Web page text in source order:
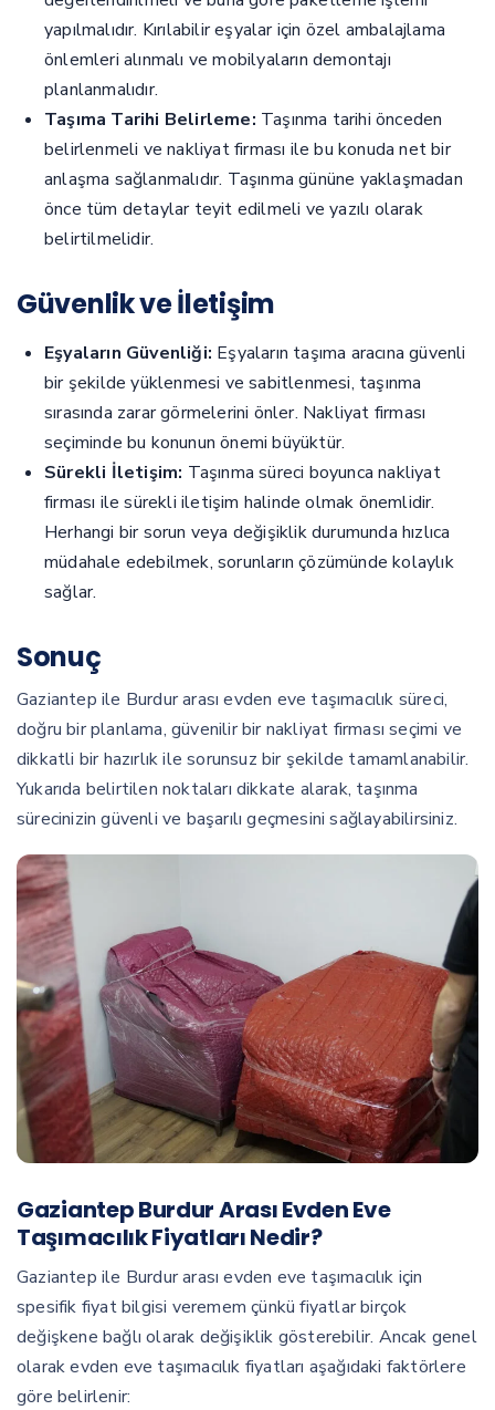
yapılmalıdır. Kırılabilir eşyalar için özel ambalajlama
önlemleri alınmalı ve mobilyaların demontajı
planlanmalıdır.
Taşıma Tarihi Belirleme: Taşınma tarihi önceden
belirlenmeli ve nakliyat firması ile bu konuda net bir
anlaşma sağlanmalıdır. Taşınma gününe yaklaşmadan
önce tüm detaylar teyit edilmeli ve yazılı olarak
belirtilmelidir.
Güvenlik ve İletişim
Eşyaların Güvenliği: Eşyaların taşıma aracına güvenli
bir şekilde yüklenmesi ve sabitlenmesi, taşınma
sırasında zarar görmelerini önler. Nakliyat firması
seçiminde bu konunun önemi büyüktür.
Sürekli İletişim: Taşınma süreci boyunca nakliyat
firması ile sürekli iletişim halinde olmak önemlidir.
Herhangi bir sorun veya değişiklik durumunda hızlıca
müdahale edebilmek, sorunların çözümünde kolaylık
sağlar.
Sonuç
Gaziantep ile Burdur arası evden eve taşımacılık süreci,
doğru bir planlama, güvenilir bir nakliyat firması seçimi ve
dikkatli bir hazırlık ile sorunsuz bir şekilde tamamlanabilir.
Yukarıda belirtilen noktaları dikkate alarak, taşınma
sürecinizin güvenli ve başarılı geçmesini sağlayabilirsiniz.
Gaziantep Burdur Arası Evden Eve
Taşımacılık Fiyatları Nedir?
Gaziantep ile Burdur arası evden eve taşımacılık için
spesifik fiyat bilgisi veremem çünkü fiyatlar birçok
değişkene bağlı olarak değişiklik gösterebilir. Ancak genel
olarak evden eve taşımacılık fiyatları aşağıdaki faktörlere
göre belirlenir: